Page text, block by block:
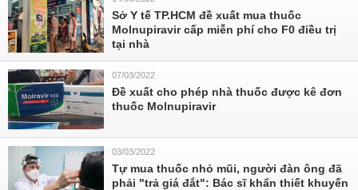
Sở Y tế TP.HCM đề xuất mua thuốc
Molnupiravir cấp miễn phí cho F0 điều trị
tại nhà
07/03/2022
Đề xuất cho phép nhà thuốc được kê đơn
thuốc Molnupiravir
03/03/2022
Tự mua thuốc nhỏ mũi, người đàn ông đã
phải "trả giá đắt": Bác sĩ khẩn thiết khuyến